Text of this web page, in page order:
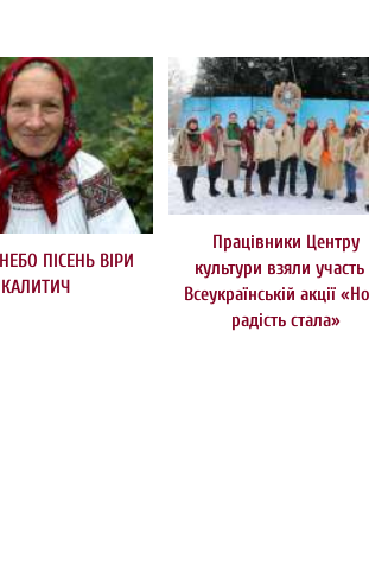
ПІСЕНЬ ВІРИ
КАЛИТИЧ
Працівники Центру
культури взяли участь
Всеукраїнській акції
радість стала»